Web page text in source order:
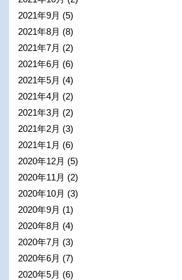
2021年9月 (5)
2021年8月 (8)
2021年7月 (2)
2021年6月 (6)
2021年5月 (4)
2021年4月 (2)
2021年3月 (2)
2021年2月 (3)
2021年1月 (6)
2020年12月 (5)
2020年11月 (2)
2020年10月 (3)
2020年9月 (1)
2020年8月 (4)
2020年7月 (3)
2020年6月 (7)
2020年5月 (6)